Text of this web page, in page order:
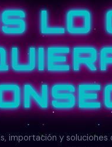
LO
importación y